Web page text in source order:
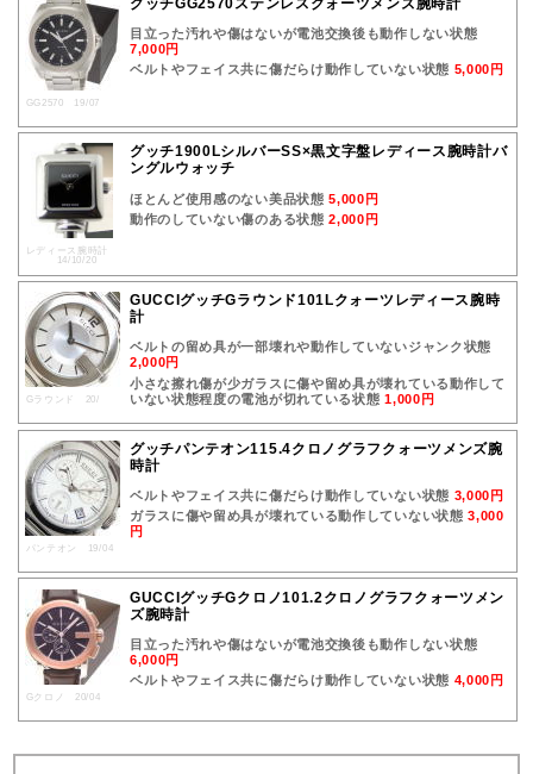
GG2570 19/07
目立った汚れや傷はないが電池交換後も動作しない状態
7,000円
ベルトやフェイス共に傷だらけ動作していない状態 5,000円
レディース腕時計
14/10/20
グッチ1900LシルバーSS×黒文字盤レディース腕時計バ
ングルウォッチ
ほとんど使用感のない美品状態5,000円
動作のしていない傷のある状態2,000円
Gラウンド 20/
GUCCIグッチGラウンド101Lクォーツレディース腕時
計
ベルトの留め具が一部壊れや動作していないジャンク状態
2,000円
小さな擦れ傷が少ガラスに傷や留め具が壊れている動作して
いない状態程度の電池が切れている状態1,000円
パンテオン 19/04
グッチパンテオン115.4クロノグラフクォーツメンズ腕
時計
ベルトやフェイス共に傷だらけ動作していない状態 3,000円
ガラスに傷や留め具が壊れている動作していない状態3,000
円
Gクロノ 20/04
GUCCIグッチGクロノ101.2クロノグラフクォーツメン
ズ腕時計
目立った汚れや傷はないが電池交換後も動作しない状態
6,000円
ベルトやフェイス共に傷だらけ動作していない状態 4,000円